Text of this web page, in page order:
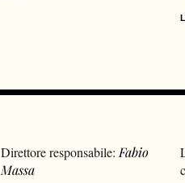
Direttore responsabile: Fabio
Massa